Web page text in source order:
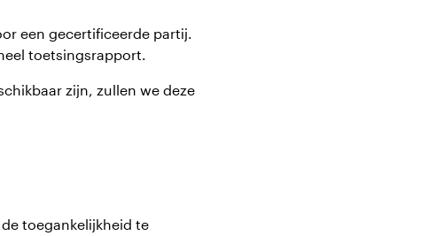
een gecertificeerde partij.
toetsingsrapport.
zijn, zullen we deze
toegankelijkheid te